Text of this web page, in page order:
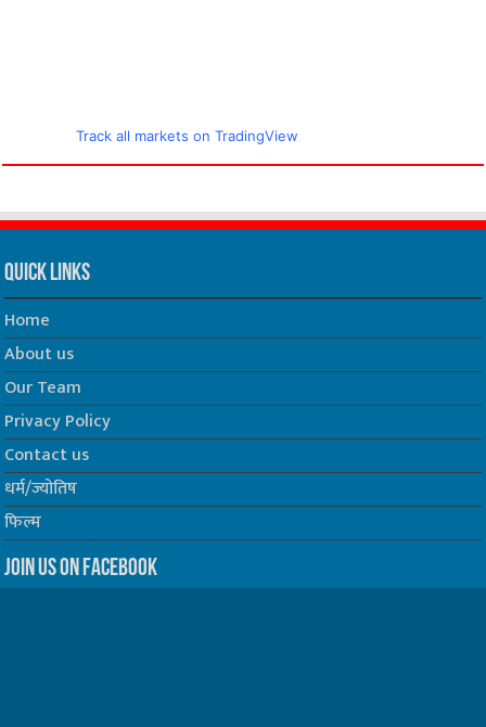
Track all markets on TradingView
Quick Links
Home
About us
Our Team
Privacy Policy
Contact us
धर्म/ज्योतिष
फिल्म
Join us on Facebook